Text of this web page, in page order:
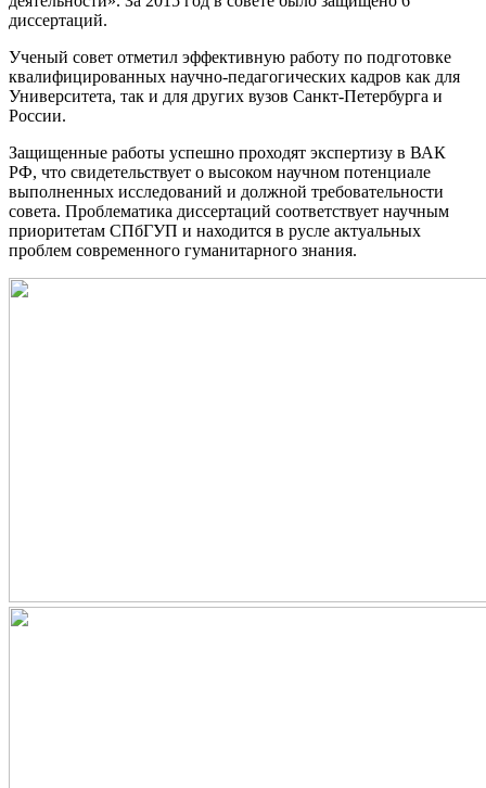
диссертаций.
Ученый совет отметил эффективную работу по подготовке
квалифицированных научно-педагогических кадров как для
Университета, так и для других вузов Санкт-Петербурга и
России.
Защищенные работы успешно проходят экспертизу в ВАК
РФ, что свидетельствует о высоком научном потенциале
выполненных исследований и должной требовательности
совета. Проблематика диссертаций соответствует научным
приоритетам СПбГУП и находится в русле актуальных
проблем современного гуманитарного знания.